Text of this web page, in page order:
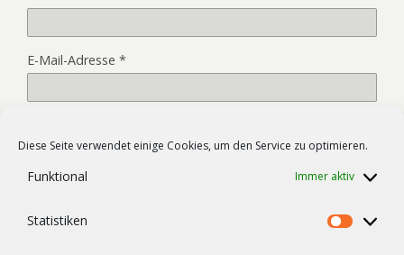
Diese Seite verwendet einige Cookies, um den Service zu optimieren.
Funktional Immer aktiv
Statistiken
E-Mail-Adresse *
meinen nächsten Kommentar speichern.